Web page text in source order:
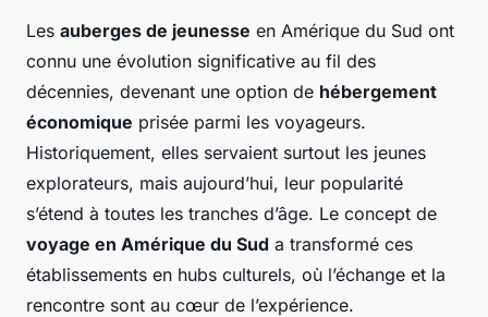
Les auberges de jeunesse en Amérique du Sud ont
connu une évolution significative au fil des
décennies, devenant une option de hébergement
économique prisée parmi les voyageurs.
Historiquement, elles servaient surtout les jeunes
explorateurs, mais aujourd’hui, leur popularité
s’étend à toutes les tranches d’âge. Le concept de
voyage en Amérique du Sud a transformé ces
établissements en hubs culturels, où l’échange et la
rencontre sont au cœur de l’expérience.